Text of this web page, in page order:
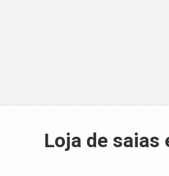
Loja de saias